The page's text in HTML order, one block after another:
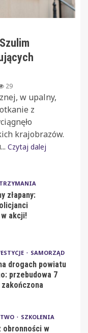
29
w upalny,
z
krajobrazów.
Czytaj dalej
złapany:
akcji!
SAMORZĄD
drogach powiatu
przebudowa 7
SZKOLENIA
obronności w